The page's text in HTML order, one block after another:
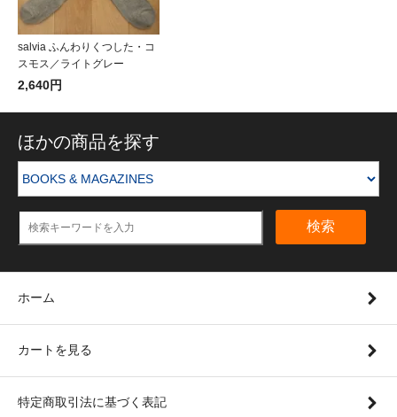
salvia ふんわりくつした・コ
スモス／ライトグレー
2,640円
ほかの商品を探す
検索
ホーム
カートを見る
特定商取引法に基づく表記